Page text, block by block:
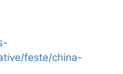
feste/china-